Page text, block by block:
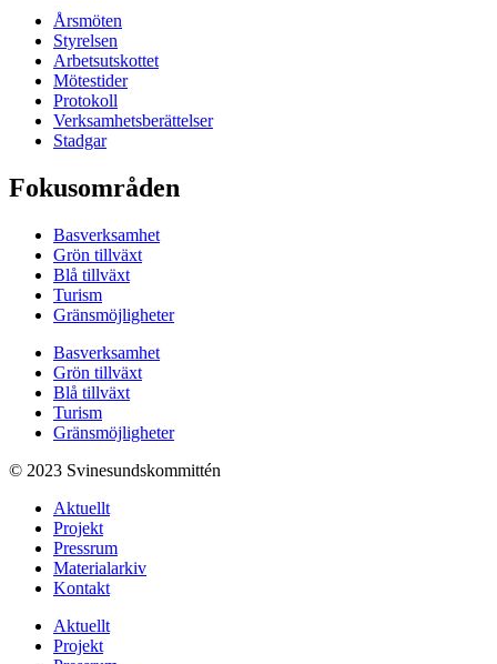
Årsmöten
Styrelsen
Arbetsutskottet
Mötestider
Protokoll
Verksamhetsberättelser
Stadgar
Fokusområden
Basverksamhet
Grön tillväxt
Blå tillväxt
Turism
Gränsmöjligheter
Basverksamhet
Grön tillväxt
Blå tillväxt
Turism
Gränsmöjligheter
© 2023 Svinesundskommittén
Aktuellt
Projekt
Pressrum
Materialarkiv
Kontakt
Aktuellt
Projekt